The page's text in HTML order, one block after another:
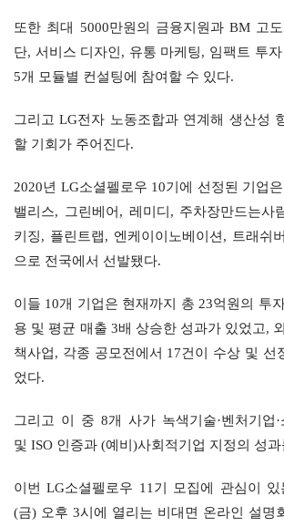
또한 최대 5000만원의 금융지원과 BM 고
단, 서비스 디자인, 유통 마케팅, 임팩트 투
5개 모듈별 컨설팅에 참여할 수 있다.
그리고 LG전자 노동조합과 연계해 생산성
할 기회가 주어진다.
2020년 LG소셜펠로우 10기에 선정된 기업
밸리스, 그린베어, 레미디, 주차장만드는사
키징, 플린트랩, 엔케이이노베이션, 트래쉬
으로 전국에서 선발됐다.
이들 10개 기업은 현재까지 총 23억원의 투
용 및 평균 매출 3배 상승한 성과가 있었고,
책사업, 각종 공모전에서 17건이 수상 및 선
었다.
그리고 이 중 8개 사가 녹색기술·벤처기업·
및 ISO 인증과 (예비)사회적기업 지정의 성
이번 LG소셜펠로우 11기 모집에 관심이
(금) 오후 3시에 열리는 비대면 온라인 설명